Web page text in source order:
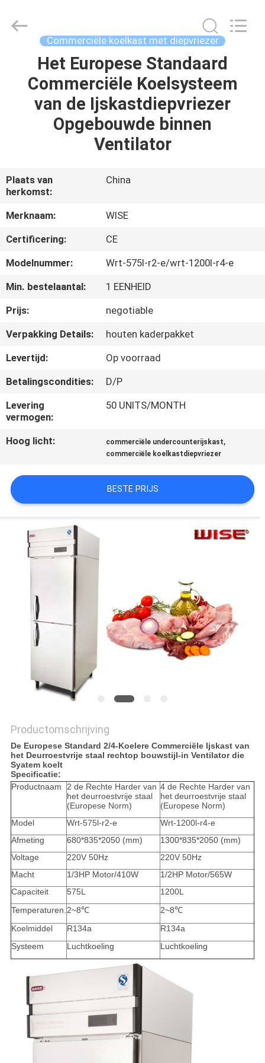
PRODUCTEN
ONGEVEER
ONS
FABRIEKSREIS
KWALITEITSCONTROLE
CONTACTEER
ONS
NIEUWS
GEVALLEN
VR
SITEMAP
POLICY
equipments
limited.
Commerciële koelkast met diepvriezer
Het Europese Standaard
Commerciële Koelsysteem
van de Ijskastdiepvriezer
Opgebouwde binnen
Ventilator
Plaats van
herkomst:
China
Merknaam:
WISE
Certificering:
CE
Modelnummer:
Wrt-575l-r2-e/wrt-1200l-r4-e
Min. bestelaantal:
1 EENHEID
Prijs:
negotiable
Verpakking Details:
houten kaderpakket
Levertijd:
Op voorraad
Betalingscondities:
D/P
Levering
vermogen:
50 UNITS/MONTH
Hoog licht: commerciële undercounterijskast,
commerciële koelkastdiepvriezer
BESTE PRIJS
Productomschrijving
De Europese Standard 2/4-Koelere Commerciële Ijskast van
het Deurroestvrije staal rechtop bouwstijl-in Ventilator die
Syatem koelt
Specificatie:
Productnaam
2 de Rechte Harder van
het deurroestvrije staal
(Europese Norm)
4 de Rechte Harder van
het deurroestvrije staal
(Europese Norm)
Model
Wrt-575l-r2-e
Wrt-1200l-r4-e
Afmeting
680*835*2050 (mm)
1300*835*2050 (mm)
Voltage
220V 50Hz
220V 50Hz
Macht
1/3HP Motor/410W
1/2HP Motor/565W
Capaciteit
575L
1200L
Temperaturen.2~8℃
2~8℃
Koelmiddel
R134a
R134a
Systeem
Luchtkoeling Luchtkoeling